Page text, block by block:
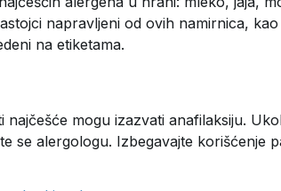
napravljeni od ovih namirnica,
na etiketama.
najčešće mogu izazvati anafilaksiju.
se alergologu. Izbegavajte korišćenje